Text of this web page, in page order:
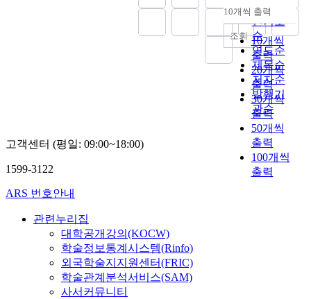
순
인기도
순
연도순
제목순
저자순
발행기
관순
내림차순
10개씩 출력
10개씩
출력
20개씩
출력
30개씩
출력
50개씩
출력
100개씩
출력
조회
고객센터 (평일: 09:00~18:00)
1599-3122
ARS 번호안내
관련누리집
대학공개강의(KOCW)
학술정보통계시스템(Rinfo)
외국학술지지원센터(FRIC)
학술관계분석서비스(SAM)
사서커뮤니티